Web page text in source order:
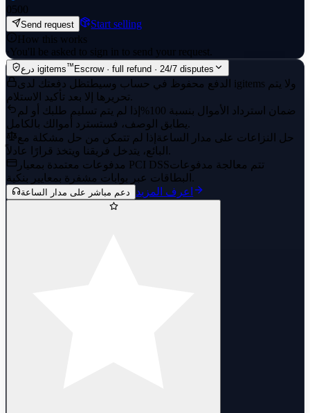
0500
Send request
Start selling
How this works
·You'll be asked to sign in to send your request.
درع igitems™ Escrow · full refund · 24/7 disputes
الدفع محفوظ في حساب وسيط تظل دفعتك لدى igitems ولا يتم
تحريرها إلا بعد تأكيد الاستلام.
ضمان استرداد الأموال بنسبة 100%
إذا لم يتم تسليم طلبك أو لم
يطابق الوصف، فستسترد أموالك بالكامل.
حل النزاعات على مدار الساعة إذا لم تتمكن من حل مشكلة مع
البائع، يتدخل فريقنا ويتخذ قرارًا عادلاً.
مدفوعات معتمدة بمعيار PCI DSSتتم معالجة مدفوعات
البطاقات عبر بوابات مشفرة بمعايير بنكية.
دعم مباشر على مدار الساعة اعرف المزيد